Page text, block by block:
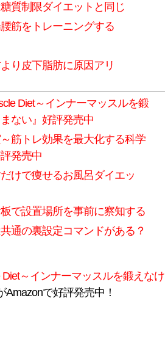
質制限ダイエットと同じ
筋をトレーニングする
り皮下脂肪に原因アリ
Diet～インナーマッスルを鍛
ない』好評発売中
筋トレ効果を最大化する科学
発売中
けで痩せるお風呂ダイエッ
で設置場所を事前に察知する
通の裏設定コマンドがある？
Diet～インナーマッスルを鍛えなけ
Amazonで好評発売中！